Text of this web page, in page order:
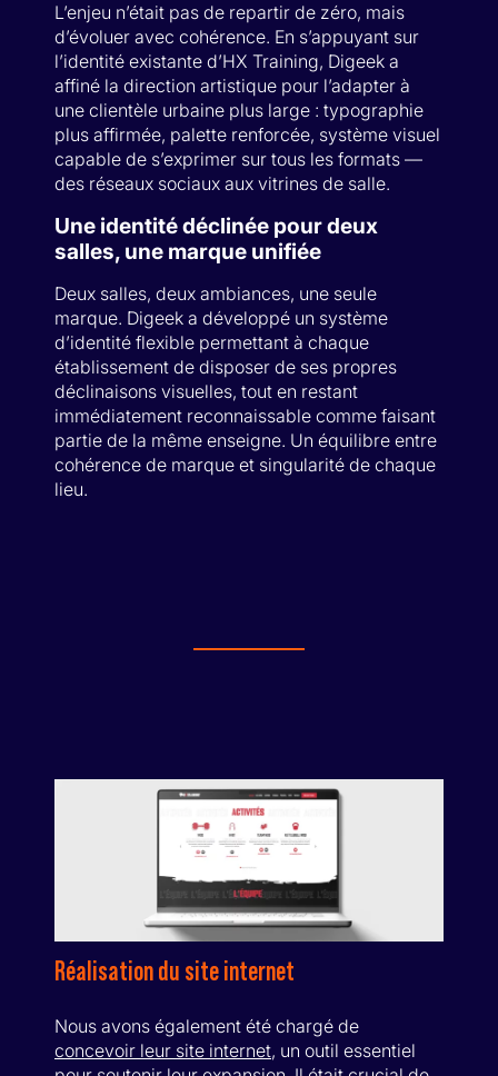
L’enjeu n’était pas de repartir de zéro, mais
d’évoluer avec cohérence. En s’appuyant sur
l’identité existante d’HX Training, Digeek a
affiné la direction artistique pour l’adapter à
une clientèle urbaine plus large : typographie
plus affirmée, palette renforcée, système visuel
capable de s’exprimer sur tous les formats —
des réseaux sociaux aux vitrines de salle.
Une identité déclinée pour deux
salles, une marque unifiée
Deux salles, deux ambiances, une seule
marque. Digeek a développé un système
d’identité flexible permettant à chaque
établissement de disposer de ses propres
déclinaisons visuelles, tout en restant
immédiatement reconnaissable comme faisant
partie de la même enseigne. Un équilibre entre
cohérence de marque et singularité de chaque
lieu.
Réalisation du site internet
Nous avons également été chargé de
concevoir leur site internet, un outil essentiel